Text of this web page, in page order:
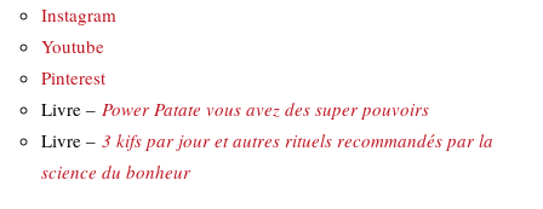
Instagram
Youtube
Pinterest
Livre –Power Patate vous avez des super pouvoirs
Livre –3 kifs par jour et autres rituels recommandés par la
science du bonheur